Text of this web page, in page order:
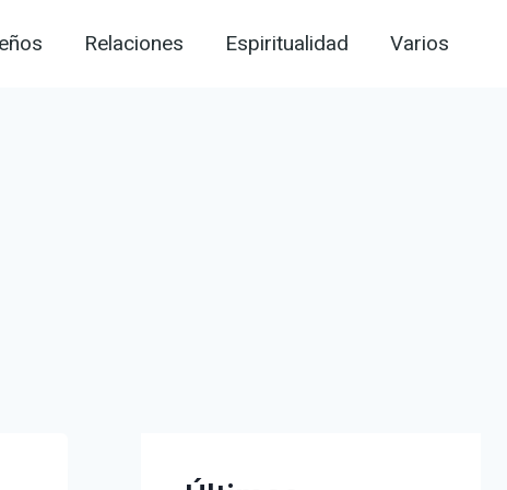
Relaciones Espiritualidad Varios